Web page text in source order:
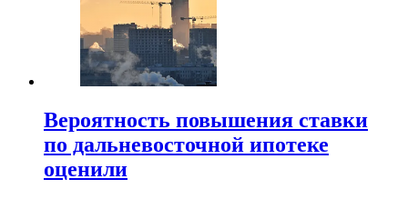
Вероятность повышения ставки
по дальневосточной ипотеке
оценили